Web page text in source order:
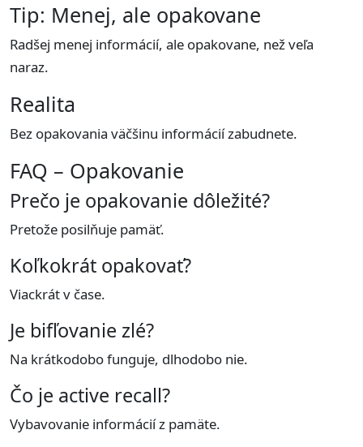
Tip: Menej, ale opakovane
Radšej menej informácií, ale opakovane, než veľa
naraz.
Realita
Bez opakovania väčšinu informácií zabudnete.
FAQ – Opakovanie
Prečo je opakovanie dôležité?
Pretože posilňuje pamäť.
Koľkokrát opakovať?
Viackrát v čase.
Je bifľovanie zlé?
Na krátkodobo funguje, dlhodobo nie.
Čo je active recall?
Vybavovanie informácií z pamäte.